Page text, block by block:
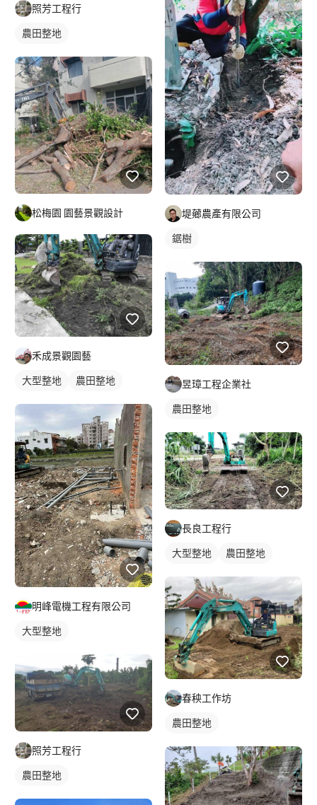
照芳工程行
農田整地
松梅園 園藝景觀設計
禾成景觀園藝
大型整地 農田整地
明峰電機工程有限公司
大型整地
照芳工程行
農田整地
堤薌農產有限公司
鋸樹
昱璋工程企業社
農田整地
長良工程行
大型整地 農田整地
春秧工作坊
農田整地